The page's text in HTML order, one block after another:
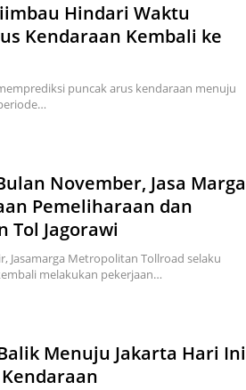
Hindari Waktu
Kendaraan Kembali ke
puncak arus kendaraan menuju
November, Jasa Marga
Pemeliharaan dan
Tol Jagorawi
Jasamarga Metropolitan Tollroad selaku
melakukan pekerjaan…
Menuju Jakarta Hari Ini